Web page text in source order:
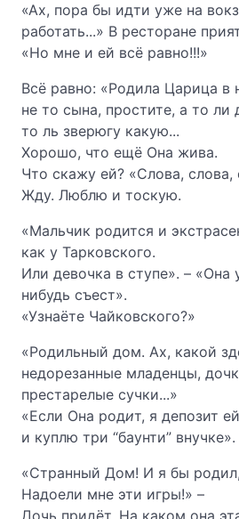
«Ах, пора бы идти уже на
работать...» В ресторане
«Но мне и ей всё равно!!!»
Всё равно: «Родила Царица в
не то сына, простите, а то ли
то ль зверюгу какую...
Хорошо, что ещё Она жива.
Что скажу ей? «Слова, слова,
Жду. Люблю и тоскую.
«Мальчик родится и
как у Тарковского.
Или девочка в ступе». – «Она
нибудь съест».
«Узнаёте Чайковского?»
«Родильный дом. Ах, какой
недорезанные младенцы,
престарелые сучки...»
«Если Она родит, я депозит
и куплю три “баунти” внучке».
«Странный Дом! И я бы
Надоели мне эти игры!» –
Дочь придёт. На каком она